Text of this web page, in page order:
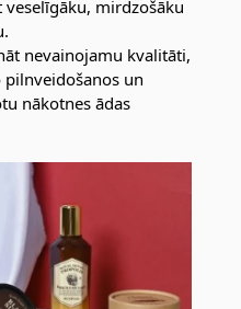
mirdzošāku
nevainojamu kvalitāti,
un
nākotnes ādas